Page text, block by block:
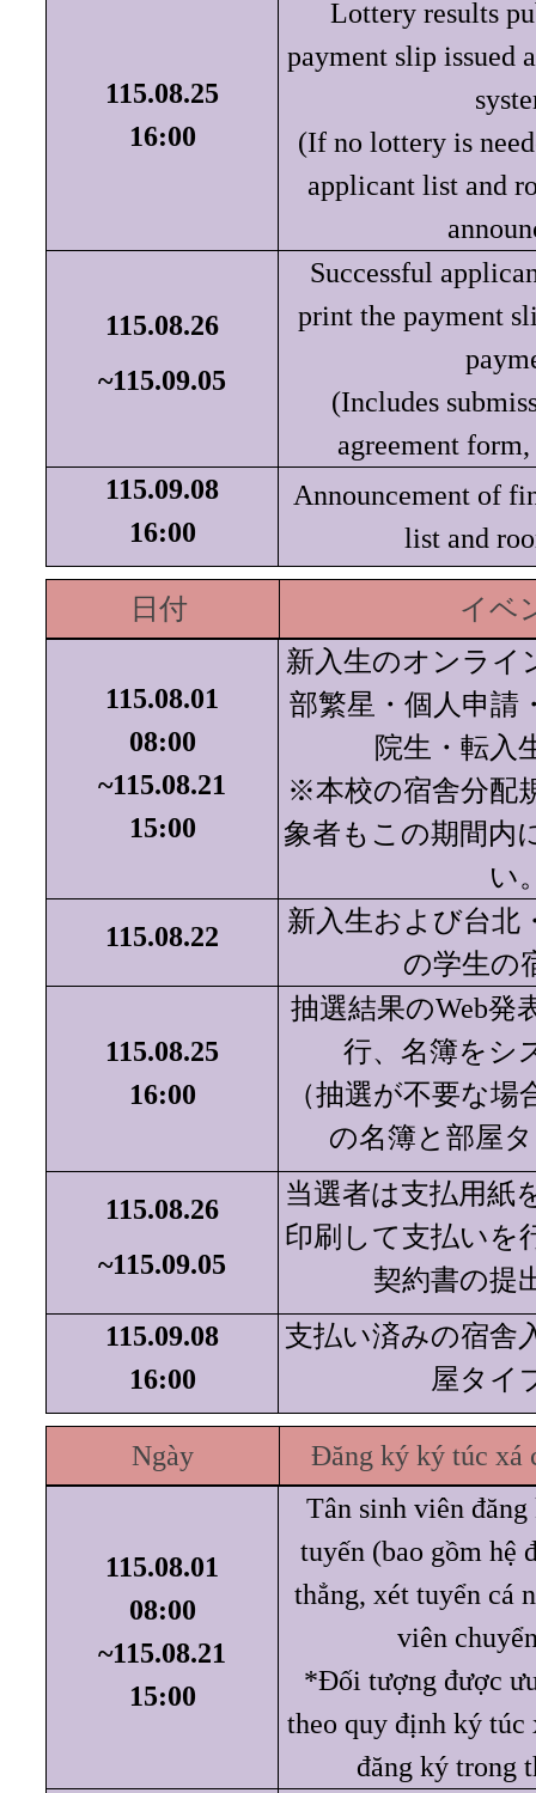
115.08.25
16:00
Lottery results
payment slip issued
(If no lottery is
applicant list and
115.08.26
~115.09.05
Successful
print the payment
(Includes
agreement
115.09.08
16:00
Announcement of
list and
日付 イベ
115.08.01
08:00
~115.08.21
15:00
新入生のオンライ
部繁星・個人申請
院生・転入
※本校の宿舎分配
象者もこの期間内
い
115.08.22
新入生および台北
の学生の
115.08.25
16:00
抽選結果のWeb発
行、名簿をシ
（抽選が不要な
の名簿と部屋
115.08.26
~115.09.05
当選者は支払用紙
印刷して支払いを
契約書の提
115.09.08
16:00
支払い済みの宿舎
屋タイ
Ngày Đăng ký ký túc xá
115.08.01
08:00
~115.08.21
15:00
Tân sinh viên
tuyến (bao gồm hệ
thẳng, xét tuyển cá
viên
*Đối tượng được
theo quy định ký túc
đăng ký trong